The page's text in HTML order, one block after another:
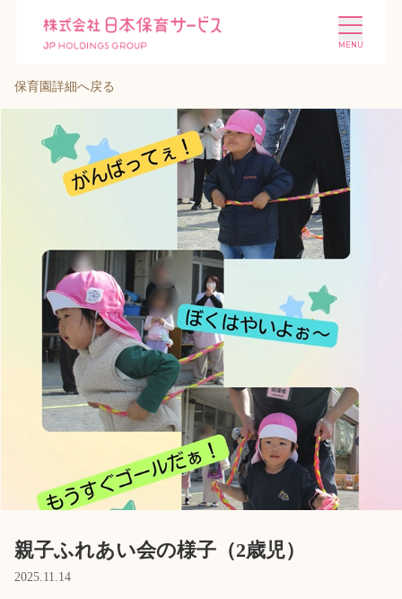
選ばれる理由
会社概要
投資家情報 採用情報
Language
ホーム
利用者の声
プライバシーポリシー
保育園詳細へ戻る
親子ふれあい会の様子（2歳児）
2025.11.14